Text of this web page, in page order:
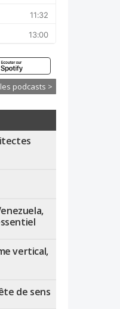
podcasts >
vertical,
de sens